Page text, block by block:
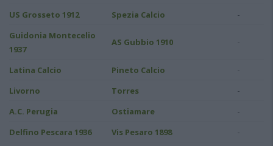
US Grosseto 1912 Spezia Calcio -
Guidonia Montecelio
1937
AS Gubbio 1910 -
Latina Calcio Pineto Calcio -
Livorno Torres -
A.C. Perugia Ostiamare -
Delfino Pescara 1936 Vis Pesaro 1898 -